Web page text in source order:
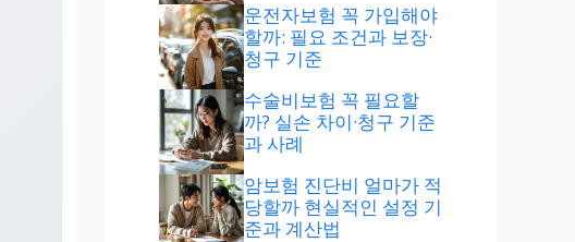
운전자보험 꼭 가입해야
할까: 필요 조건과 보장·
청구 기준
수술비보험 꼭 필요할
까? 실손 차이·청구 기준
과 사례
암보험 진단비 얼마가 적
당할까 현실적인 설정 기
준과 계산법